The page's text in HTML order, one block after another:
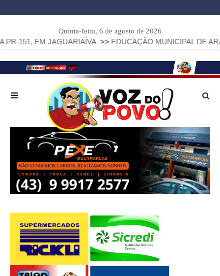
Quinta-feira, 6 de agosto de 2026
JAGUARIAÍVA >> EDUCAÇÃO MUNICIPAL DE ARAPOTI